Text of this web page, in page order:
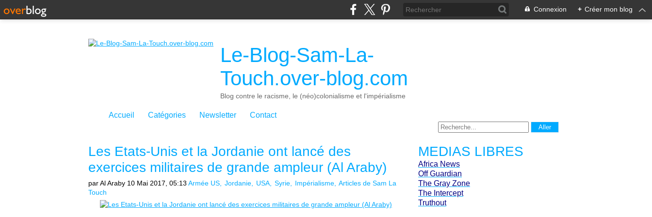
Connexion + Créer mon blog
Le-Blog-Sam-La-
Touch.over-blog.com
Blog contre le racisme, le (néo)colonialisme et l'impérialisme
Accueil Catégories Newsletter Contact
Les Etats-Unis et la Jordanie ont lancé des
exercices militaires de grande ampleur (Al Araby)
par Al Araby 10 Mai 2017, 05:13 Armée US Jordanie USA Syrie Impérialisme Articles de Sam La
Touch
MEDIAS LIBRES
Africa News
Off Guardian
The Gray Zone
The Intercept
Truthout